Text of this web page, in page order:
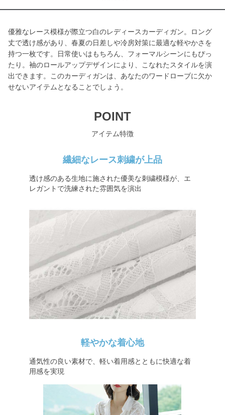
優雅なレース模様が際立つ白のレディースカーディガン。ロング
丈で透け感があり、春夏の日差しや冷房対策に最適な軽やかさを
持つ一枚です。日常使いはもちろん、フォーマルシーンにもぴっ
たり。袖のロールアップデザインにより、こなれたスタイルを演
出できます。このカーディガンは、あなたのワードローブに欠か
せないアイテムとなることでしょう。
POINT
アイテム特徴
繊細なレース刺繍が上品
透け感のある生地に施された優美な刺繍模様が、エ
レガントで洗練された雰囲気を演出
軽やかな着心地
通気性の良い素材で、軽い着用感とともに快適な着
用感を実現